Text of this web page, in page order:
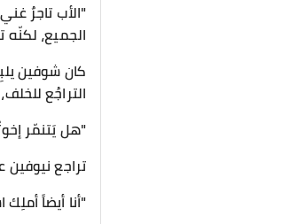
"الأب تاجرٌ
الجميع،
كان شوفين
التراجُع
"هل يَتنمّر
تراجع
"أنا أيضاً